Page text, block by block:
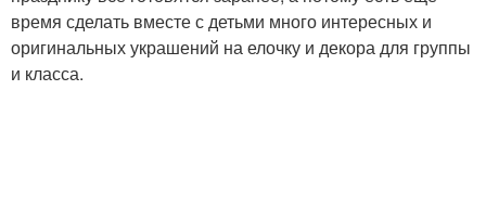
время сделать вместе с детьми много интересных и
оригинальных украшений на елочку и декора для группы
и класса.